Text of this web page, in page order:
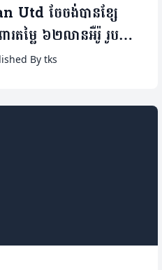
Utd ចែចង់បានខ្សែ
ារតម្លៃ ៦២លានអឺរ៉ូ រូប
ករួមទ្រនំ
By tks